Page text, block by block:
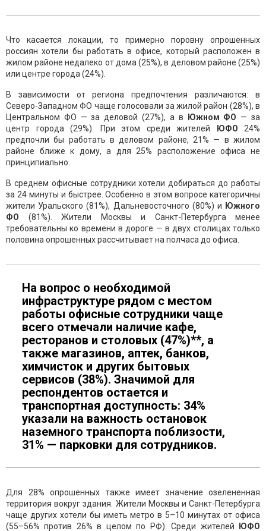
Что касается локации, то примерно поровну опрошенных
россиян хотели бы работать в офисе, который расположен в
жилом районе недалеко от дома (25%), в деловом районе (25%)
или центре города (24%).
В зависимости от региона предпочтения различаются: в
Северо-Западном ФО чаще голосовали за жилой район (28%), в
Центральном ФО — за деловой (27%), а в
Южном ФО — за
центр города (29%). При этом среди жителей
ЮФО 24%
предпочли бы работать в деловом районе, 21% — в жилом
районе ближе к дому, а для 25% расположение офиса не
принципиально.
В среднем офисные сотрудники хотели добираться до работы
за 24 минуты и быстрее. Особенно в этом вопросе категоричны
жители Уральского (81%), Дальневосточного (80%) и Южного
ФО (81%). Жители Москвы и Санкт-Петербурга менее
требовательны ко времени в дороге — в двух столицах только
половина опрошенных рассчитывает на полчаса до офиса.
На вопрос о необходимой
инфраструктуре рядом с местом
работы офисные сотрудники чаще
всего отмечали наличие кафе,
ресторанов и столовых (47%)**, а
также магазинов, аптек, банков,
химчисток и других бытовых
сервисов (38%). Значимой для
респондентов остается и
транспортная доступность: 34%
указали на важность остановок
наземного транспорта поблизости,
31% — парковки для сотрудников.
Для 28% опрошенных также имеет значение озелененная
территория вокруг здания. Жители Москвы и Санкт-Петербурга
чаще других хотели бы иметь метро в 5–10 минутах от офиса
(55–56% против 26% в целом по РФ). Среди жителей
ЮФО